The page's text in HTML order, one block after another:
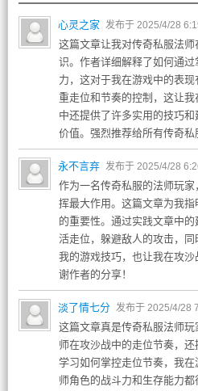
心灵之家 发布于 2025/4/28
这篇文章让我对传奇私服法
识。作者详细解释了如何通
力，这对于我在游戏中的表
重走位和节奏的控制，这让
中还提供了许多实用的技巧
价值。强烈推荐给所有传奇私
永不言弃 发布于 2025/4/28
作为一名传奇私服的法师玩
挥最大作用。这篇文章为我
的重要性。通过实践文章中
活走位，躲避敌人的攻击，
我的游戏技巧，也让我在攻
谢作者的分享！
淡了情七分 发布于 2025/4/28
这篇文章真是传奇私服法师
师在攻沙战中的走位节奏，
学习如何掌控走位节奏，我
师角色的战斗力和生存能力